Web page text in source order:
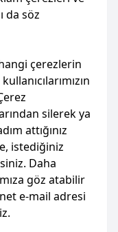
da söz
çerezlerin
silerek ya
attığınız
istediğiniz
Daha
göz atabilir
e-mail adresi